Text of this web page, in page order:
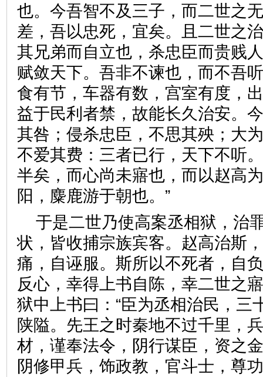
也。今吾智不及三子，而二世之
差，吾以忠死，宜矣。且二世之
其兄弟而自立也，杀忠臣而贵贱
赋敛天下。吾非不谏也，而不吾
食有节，车器有数，宫室有度，
益于民利者禁，故能长久治安。
其咎；侵杀忠臣，不思其殃；大
不爱其费：三者已行，天下不听
半矣，而心尚未寤也，而以赵高
阳，麋鹿游于朝也。”
于是二世乃使高案丞相狱，治
状，皆收捕宗族宾客。赵高治斯
痛，自诬服。斯所以不死者，自
反心，幸得上书自陈，幸二世之
狱中上书曰：“臣为丞相治民，三
陕隘。先王之时秦地不过千里，
材，谨奉法令，阴行谋臣，资之
阴修甲兵，饰政教，官斗士，尊